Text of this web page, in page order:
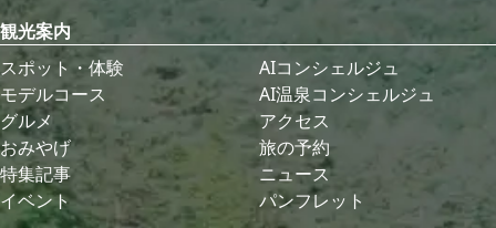
観光案内
スポット・体験
モデルコース
グルメ
おみやげ
特集記事
イベント
AIコンシェルジュ
AI温泉コンシェルジュ
アクセス
旅の予約
ニュース
パンフレット